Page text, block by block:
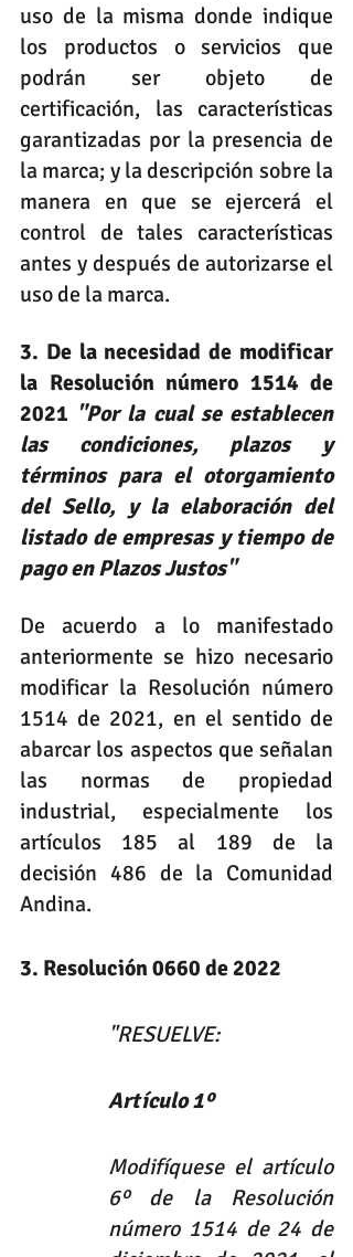
uso de la misma donde indique
los productos o servicios que
podrán ser objeto de
certificación, las características
garantizadas por la presencia de
la marca; y la descripción sobre la
manera en que se ejercerá el
control de tales características
antes y después de autorizarse el
uso de la marca.
3. De la necesidad de modificar
la Resolución número 1514 de
2021 "Por la cual se establecen
las condiciones, plazos y
términos para el otorgamiento
del Sello, y la elaboración del
listado de empresas y tiempo de
pago en Plazos Justos"
De acuerdo a lo manifestado
anteriormente se hizo necesario
modificar la Resolución número
1514 de 2021, en el sentido de
abarcar los aspectos que señalan
las normas de propiedad
industrial, especialmente los
artículos 185 al 189 de la
decisión 486 de la Comunidad
Andina.
3. Resolución 0660 de 2022
"RESUELVE:
Artículo 1º
Modifíquese el artículo
6º de la Resolución
número 1514 de 24 de